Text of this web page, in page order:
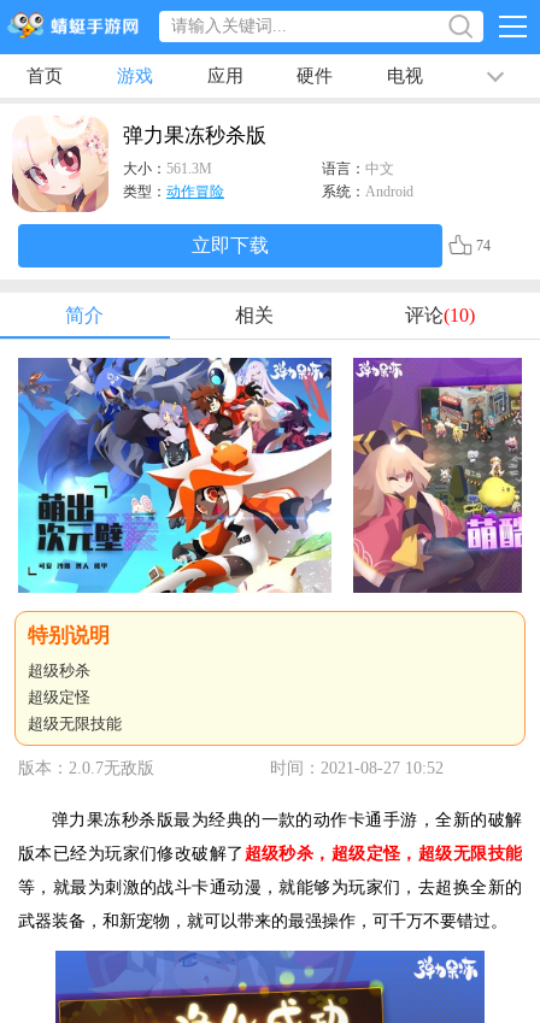
首页 游戏 应用 硬件 电视 排行榜
专题
弹力果冻秒杀版
大小： 561.3M 语言： 中文
类型： 动作冒险 系统： Android
立即下载 74
简介 相关 评论(10)
超级秒杀
超级定怪
超级无限技能
版本：2.0.7无敌版 时间：2021-08-27 10:52
弹力果冻秒杀版最为经典的一款的动作卡通手游，全新的破解
版本已经为玩家们修改破解了 超级秒杀，超级定怪，超级无限技能
等，就最为刺激的战斗卡通动漫，就能够为玩家们，去超换全新的
武器装备，和新宠物，就可以带来的最强操作，可千万不要错过。